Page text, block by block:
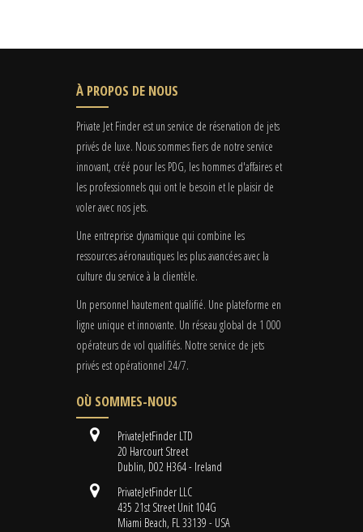
À PROPOS DE NOUS
Private Jet Finder est un service de réservation de jets
privés de luxe. Nous sommes fiers de notre service
innovant, créé pour les PDG, les hommes d'affaires et
les professionnels qui ont le besoin et le plaisir de
voler avec nos jets.
Une entreprise dynamique qui combine les
ressources aéronautiques les plus avancées avec la
culture du service à la clientèle.
Un personnel hautement qualifié. Une plateforme en
ligne unique et innovante. Un réseau global de 1 000
opérateurs de vol qualifiés. Notre service de jets
privés est opérationnel 24/7.
OÙ SOMMES-NOUS
PrivateJetFinder LTD
20 Harcourt Street
Dublin, D02 H364 - Ireland
PrivateJetFinder LLC
435 21st Street Unit 104G
Miami Beach, FL 33139 - USA